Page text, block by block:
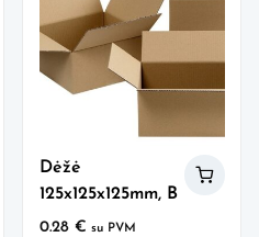
Dėžė
125x125x125mm, B
0.28 € su PVM